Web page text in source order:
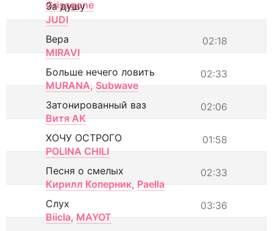
Grisagone
За душу
JUDI
02:18
Вера
MIRAVI
02:33
Больше нечего ловить
MURANA, Subwave
02:06
Затонированный ваз
Витя АК
01:58
ХОЧУ ОСТРОГО
POLINA CHILI
02:33
Песня о смелых
Кирилл Коперник, Paella
03:36
Слух
Biicla, MAYOT